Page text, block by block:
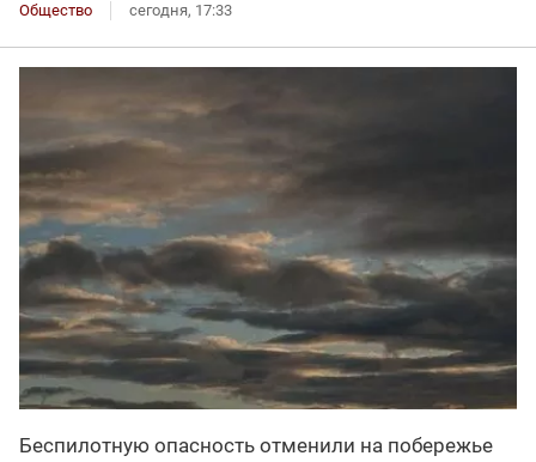
Общество сегодня, 17:33
Беспилотную опасность отменили на побережье